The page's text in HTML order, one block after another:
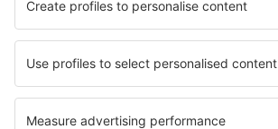
Hotels in Montescudaio Hotels in Orta Nova
Hotels in Langreo Hotels Nowogard